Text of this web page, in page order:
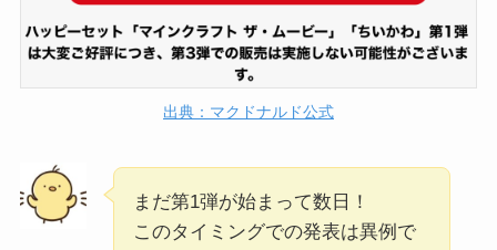
出典：マクドナルド公式
まだ第1弾が始まって数日！
このタイミングでの発表は異例で